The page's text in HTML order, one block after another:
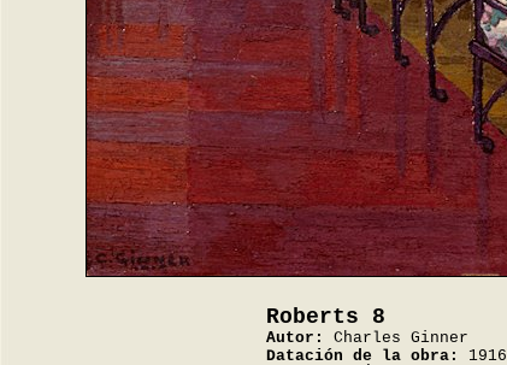
Roberts 8
Autor:
Charles Ginner
Datación de la obra:
1916